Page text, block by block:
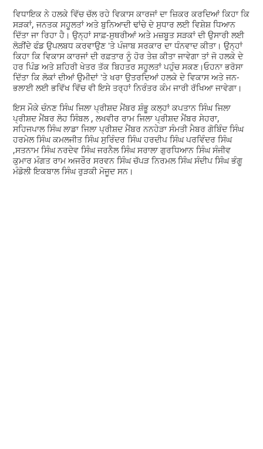
ਵਿਧਾਇਕ ਨੇ ਹਲਕੇ ਵਿੱਚ ਚੱਲ ਰਹੇ ਵਿਕਾਸ ਕਾਰਜਾਂ ਦਾ ਜ਼ਿਕਰ ਕਰਦਿਆਂ ਕਿਹਾ ਕਿ
ਸੜਕਾਂ, ਜਨਤਕ ਸਹੂਲਤਾਂ ਅਤੇ ਬੁਨਿਆਦੀ ਢਾਂਚੇ ਦੇ ਸੁਧਾਰ ਲਈ ਵਿਸ਼ੇਸ਼ ਧਿਆਨ
ਦਿੱਤਾ ਜਾ ਰਿਹਾ ਹੈ। ਉਨ੍ਹਾਂ ਸਾਫ਼-ਸੁਥਰੀਆਂ ਅਤੇ ਮਜ਼ਬੂਤ ਸੜਕਾਂ ਦੀ ਉਸਾਰੀ ਲਈ
ਲੋੜੀਂਦੇ ਫੰਡ ਉਪਲਬਧ ਕਰਵਾਉਣ 'ਤੇ ਪੰਜਾਬ ਸਰਕਾਰ ਦਾ ਧੰਨਵਾਦ ਕੀਤਾ। ਉਨ੍ਹਾਂ
ਕਿਹਾ ਕਿ ਵਿਕਾਸ ਕਾਰਜਾਂ ਦੀ ਰਫ਼ਤਾਰ ਨੂੰ ਹੋਰ ਤੇਜ਼ ਕੀਤਾ ਜਾਵੇਗਾ ਤਾਂ ਜੋ ਹਲਕੇ ਦੇ
ਹਰ ਪਿੰਡ ਅਤੇ ਸ਼ਹਿਰੀ ਖੇਤਰ ਤੱਕ ਬਿਹਤਰ ਸਹੂਲਤਾਂ ਪਹੁੰਚ ਸਕਣ।ਓਹਨਾ ਭਰੋਸਾ
ਦਿੱਤਾ ਕਿ ਲੋਕਾਂ ਦੀਆਂ ਉਮੀਦਾਂ 'ਤੇ ਖਰਾ ਉਤਰਦਿਆਂ ਹਲਕੇ ਦੇ ਵਿਕਾਸ ਅਤੇ ਜਨ-
ਭਲਾਈ ਲਈ ਭਵਿੱਖ ਵਿੱਚ ਵੀ ਇਸੇ ਤਰ੍ਹਾਂ ਨਿਰੰਤਰ ਕੰਮ ਜਾਰੀ ਰੱਖਿਆ ਜਾਵੇਗਾ।
ਇਸ ਮੌਕੇ ਚੰਨਣ ਸਿੰਘ ਜਿਲਾ ਪ੍ਰੀਸ਼ਦ ਮੈਂਬਰ ਸ਼ੰਭੂ ਕਲ੍ਹਾਂ ਕਪਤਾਨ ਸਿੰਘ ਜਿਲਾ
ਪ੍ਰੀਸ਼ਦ ਮੈਂਬਰ ਲੋਹ ਸਿੰਬਲ , ਲਖਵੀਰ ਰਾਮ ਜਿਲਾ ਪ੍ਰੀਸ਼ਦ ਮੈਂਬਰ ਸੇਹਰਾ,
ਸਹਿਜਪਾਲ ਸਿੰਘ ਲਾਡਾ ਜਿਲਾ ਪ੍ਰੀਸ਼ਦ ਮੈਂਬਰ ਨਨਹੇੜਾ ਸੰਮਤੀ ਮੈਬਰ ਗੋਬਿੰਦ ਸਿੰਘ
ਹਰਮੇਲ ਸਿੰਘ ਕਮਲਜੀਤ ਸਿੰਘ ਸੁਰਿੰਦਰ ਸਿੰਘ ਹਰਦੀਪ ਸਿੰਘ ਪਰਵਿੰਦਰ ਸਿੰਘ
,ਸਤਨਾਮ ਸਿੰਘ ਨਰਦੇਵ ਸਿੰਘ ਜਰਨੈਲ ਸਿੰਘ ਸਰਾਲਾ ਗੁਰਧਿਆਨ ਸਿੰਘ ਸੰਜੀਵ
ਕੁਮਾਰ ਮੰਗਤ ਰਾਮ ਅਜਰੌਰ ਸਰਵਨ ਸਿੰਘ ਚੱਪੜ ਨਿਰਮਲ ਸਿੰਘ ਸੰਦੀਪ ਸਿੰਘ ਭੰਗੂ
ਮੰਡੋਲੀ ਇਕਬਾਲ ਸਿੰਘ ਰੁੜਕੀ ਮੋਜੂਦ ਸਨ।